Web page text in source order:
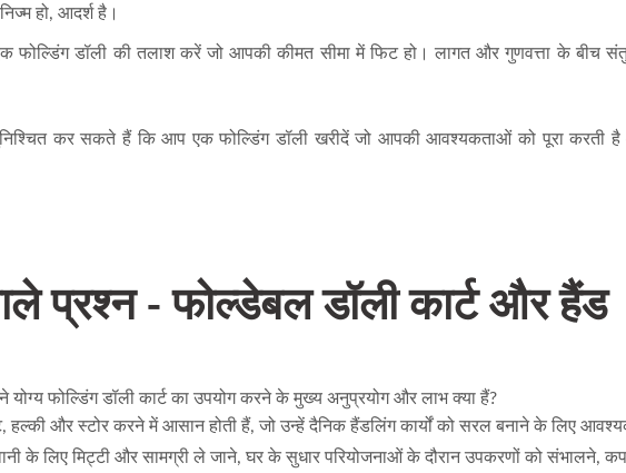
हो, आदर्श है।
फोल्डिंग डॉली की तलाश करें जो आपकी कीमत सीमा में फिट हो। लागत और गुणवत्ता के बीच
कर सकते हैं कि आप एक फोल्डिंग डॉली खरीदें जो आपकी आवश्यकताओं को पूरा करती
प्रश्न - फोल्डेबल डॉली कार्ट और हैंड
योग्य फोल्डिंग डॉली कार्ट का उपयोग करने के मुख्य अनुप्रयोग और लाभ क्या हैं?
हल्की और स्टोर करने में आसान होती हैं, जो उन्हें दैनिक हैंडलिंग कार्यों को सरल बनाने के लिए
के लिए मिट्टी और सामग्री ले जाने, घर के सुधार परियोजनाओं के दौरान उपकरणों को संभालने,